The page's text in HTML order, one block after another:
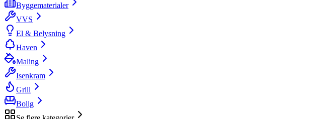
Byggematerialer
VVS
El & Belysning
Haven
Maling
Isenkram
Grill
Bolig